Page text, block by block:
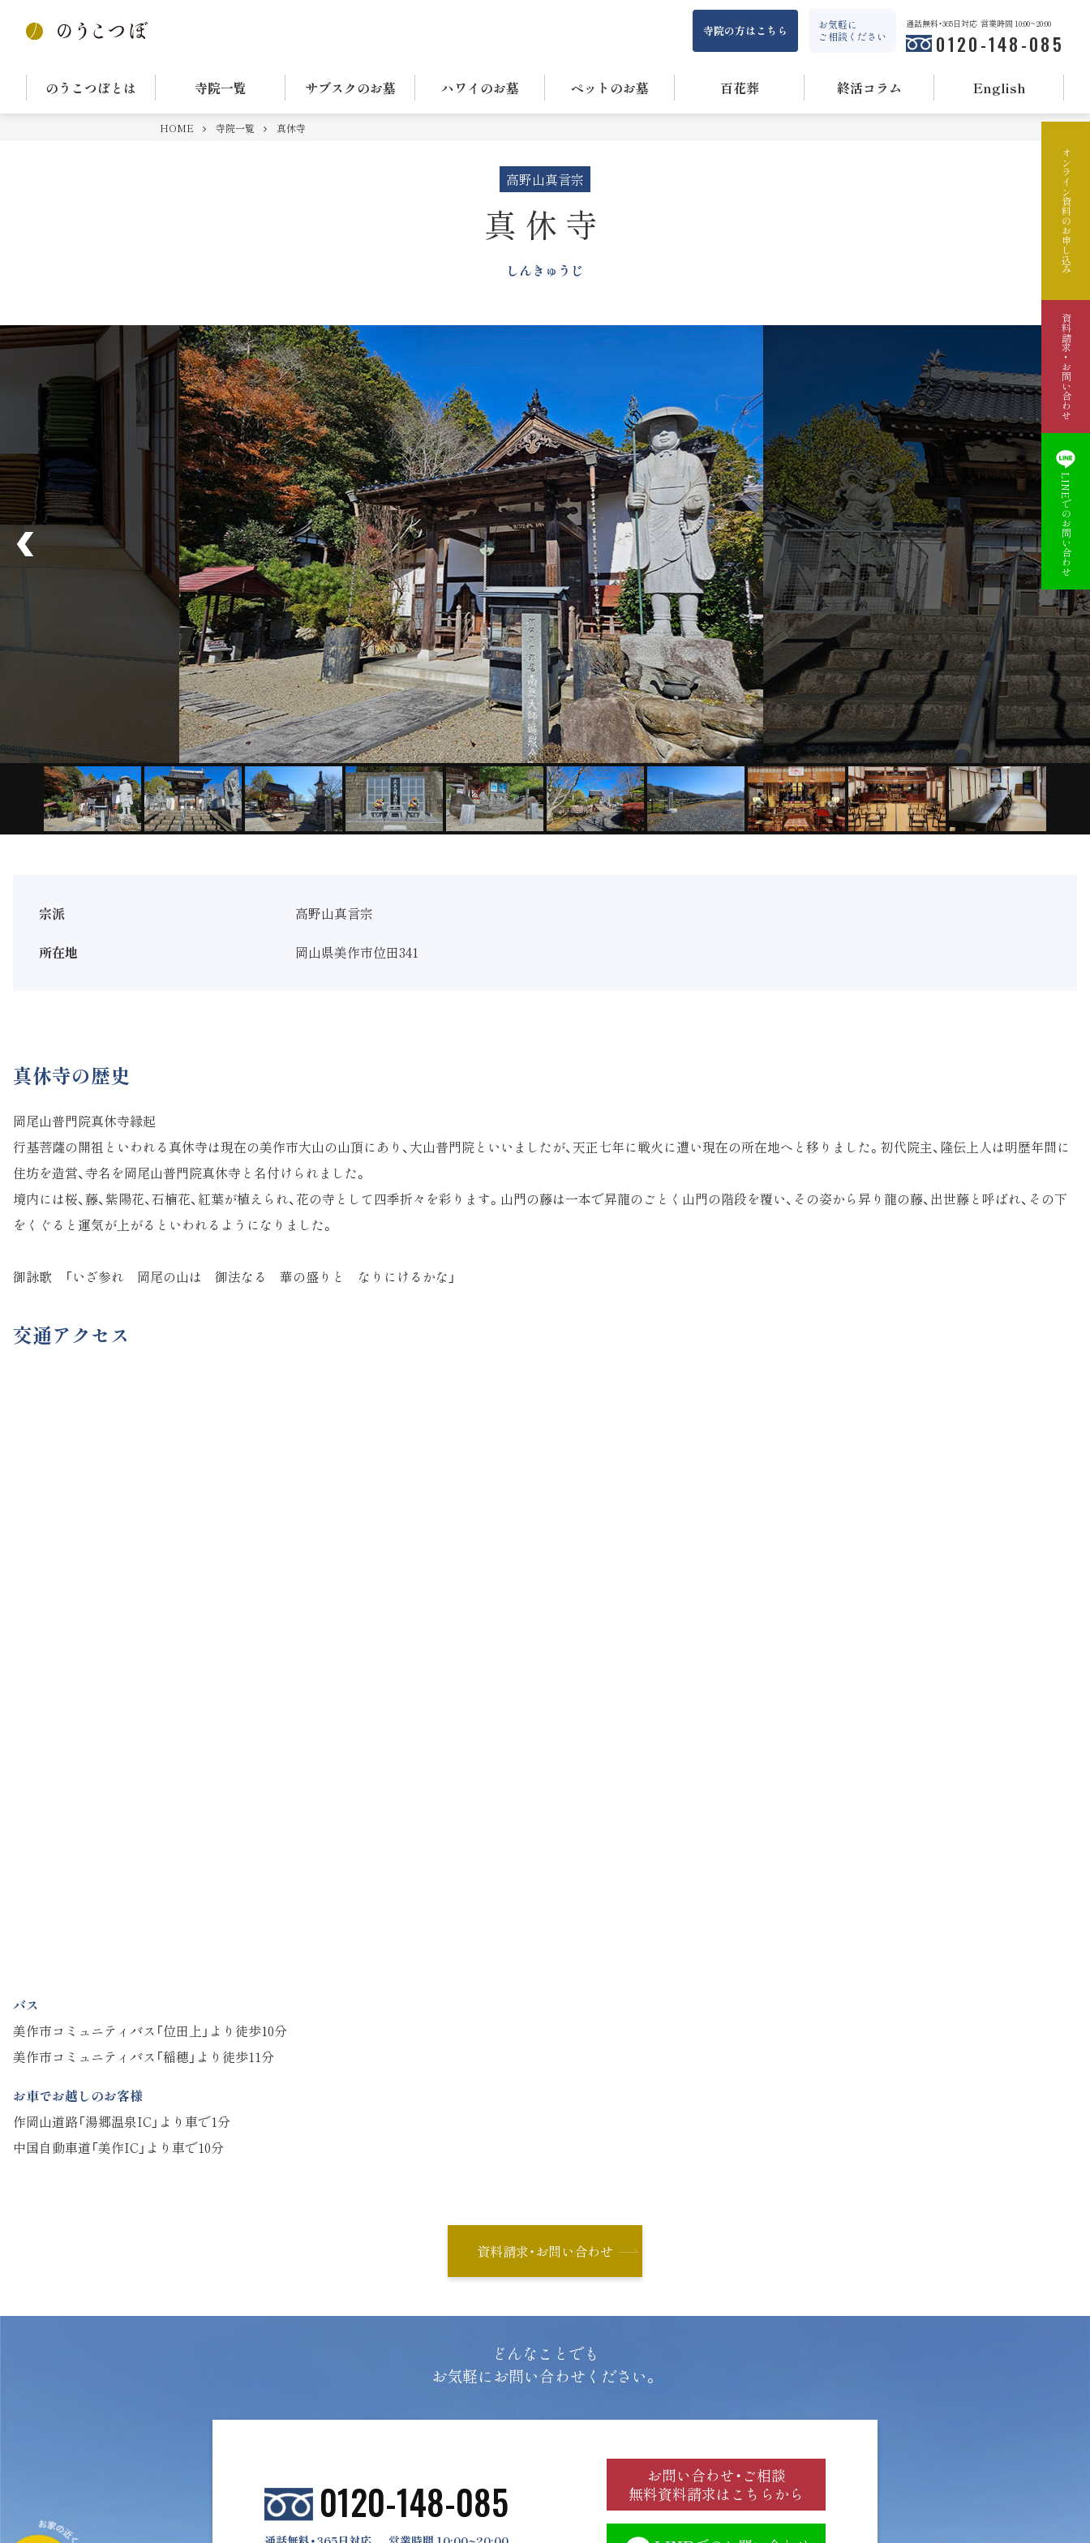
寺院の方はこちら
お気軽に
ご相談ください
通話無料・365日対応 営業時間 10:00~20:00
0120-148-085
のうこつぼとは 寺院一覧 サブスクのお墓 ハワイのお墓 ペットのお墓 百花葬 終活コラム English
HOME 寺院一覧 真休寺
高野山真言宗
真休寺
しんきゅうじ
宗派
高野山真言宗
所在地
岡山県美作市位田341
真休寺の歴史
岡尾山普門院真休寺縁起
行基菩薩の開祖といわれる真休寺は現在の美作市大山の山頂にあり、大山普門院といいましたが、天正七年に戦火に遭い現在の所在地へと移りました。初代院主、隆伝上人は明歴年間に
住坊を造営、寺名を岡尾山普門院真休寺と名付けられました。
境内には桜、藤、紫陽花、石楠花、紅葉が植えられ、花の寺として四季折々を彩ります。山門の藤は一本で昇龍のごとく山門の階段を覆い、その姿から昇り龍の藤、出世藤と呼ばれ、その下
をくぐると運気が上がるといわれるようになりました。
御詠歌 「いざ参れ 岡尾の山は 御法なる 華の盛りと なりにけるかな」
交通アクセス
バス
美作市コミュニティバス「位田上」より徒歩10分
美作市コミュニティバス「稲穂」より徒歩11分
お車でお越しのお客様
作岡山道路「湯郷温泉IC」より車で1分
中国自動車道「美作IC」より車で10分
資料請求・お問い合わせ
どんなことでも
お気軽にお問い合わせください。
0120-148-085
お問い合わせ・ご相談
無料資料請求はこちらから
オンライン資料のお申し込み
資料請求・お問い合わせ
LINEでのお問い合わせ